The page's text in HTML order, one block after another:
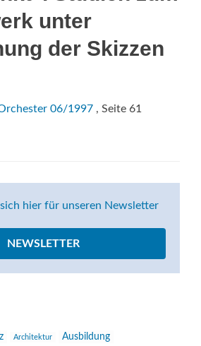
unter
der Skizzen
06/1997 , Seite 61
sich hier für unseren Newsletter
NEWSLETTER
Architektur Ausbildung